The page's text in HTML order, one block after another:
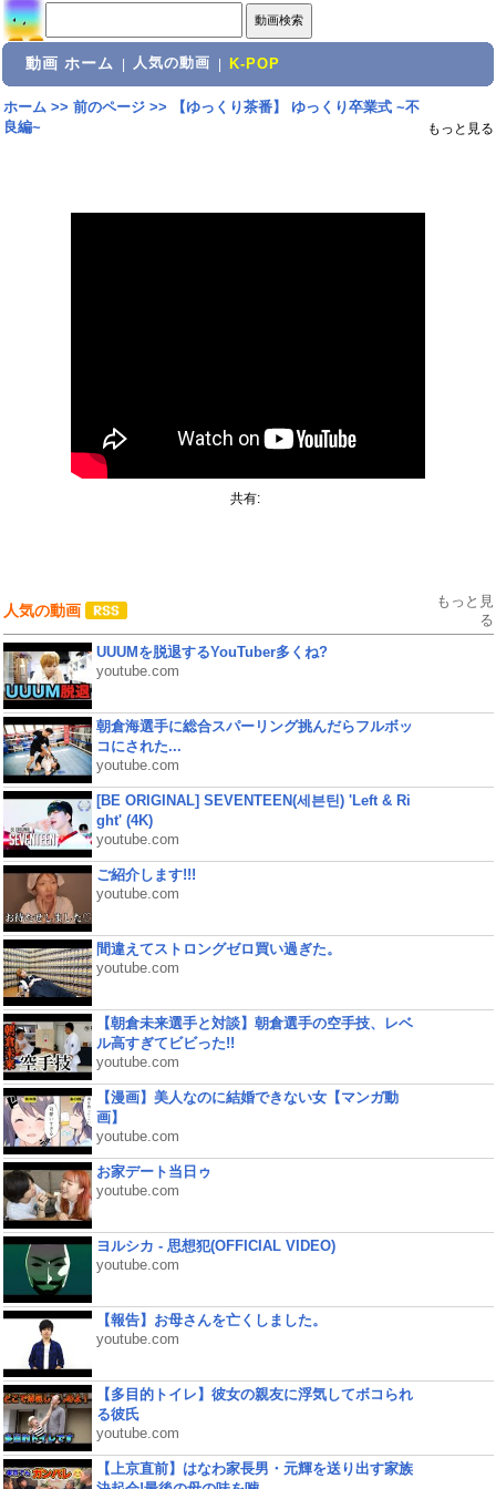
動画 ホーム 人気の動画 K-POP
ホーム>> 前のページ>>
【ゆっくり茶番】 ゆっくり卒業式 ~不
良編~
もっと見る
共有:
人気の動画
もっと見
る
UUUMを脱退するYouTuber多くね?
youtube.com
朝倉海選手に総合スパーリング挑んだらフルボッ
コにされた...
youtube.com
[BE ORIGINAL] SEVENTEEN(세븐틴) 'Left & Ri
ght' (4K)
youtube.com
ご紹介します!!!
youtube.com
間違えてストロングゼロ買い過ぎた。
youtube.com
【朝倉未来選手と対談】朝倉選手の空手技、レベ
ル高すぎてビビった!!
youtube.com
【漫画】美人なのに結婚できない女【マンガ動
画】
youtube.com
お家デート当日ゥ
youtube.com
ヨルシカ - 思想犯(OFFICIAL VIDEO)
youtube.com
【報告】お母さんを亡くしました。
youtube.com
【多目的トイレ】彼女の親友に浮気してボコられ
る彼氏
youtube.com
【上京直前】はなわ家長男・元輝を送り出す家族